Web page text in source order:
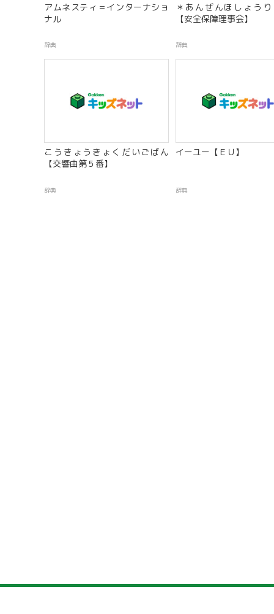
アムネスティ＝インターナショ
ナル
辞典
＊あんぜんほしょう
【安全保障理事会】
辞典
こうきょうきょくだいごばん
【交響曲第５番】
辞典
イーユー【ＥＵ】
辞典